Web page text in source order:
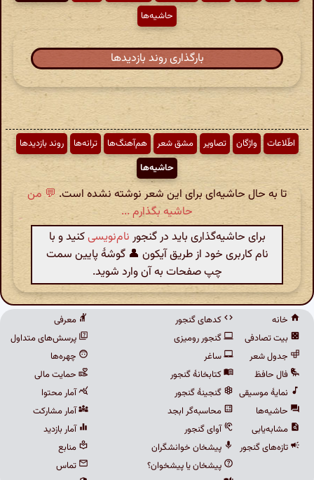
حاشیه‌ها
بارگذاری روند بازدیدها
اطّلاعات واژگان تصاویر مشق شعر هم‌آهنگ‌ها ترانه‌ها
روند بازدیدها
حاشیه‌ها
تا به حال حاشیه‌ای برای این شعر نوشته نشده است. 💬 من
حاشیه بگذارم ...
برای حاشیه‌گذاری باید در گنجور نام‌نویسیکنید و با
نام کاربری خود از طریق آیکون 👤 گوشهٔ پایین سمت
چپ صفحات به آن وارد شوید.
خانه
بیت تصادفی
جدول شعر
فال حافظ
نمایهٔ موسیقی
حاشیه‌ها
مشابه‌یابی
تازه‌های گنجور
کدهای گنجور
گنجور رومیزی
ساغر
کتابخانهٔ گنجور
گنجینهٔ گنجور
محاسبه‌گر ابجد
آوای گنجور
پیشخان خوانشگران
پیشخان یا پیشخوان؟
معرفی
پرسش‌های متداول
چهره‌ها
حمایت مالی
آمار محتوا
آمار مشارکت
آمار بازدید
منابع
تماس